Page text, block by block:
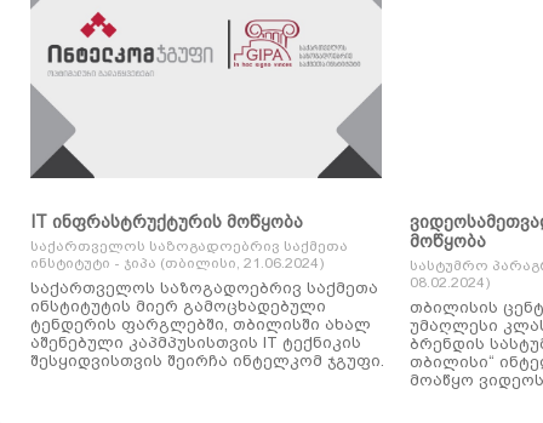
IT ინფრასტრუქტურის მოწყობა
საქართველოს საზოგადოებრივ საქმეთა
ინსტიტუტი - ჯიპა (თბილისი, 21.06.2024)
საქართველოს საზოგადოებრივ საქმეთა
ინსტიტუტის მიერ გამოცხადებული
ტენდერის ფარგლებში, თბილისში ახალ
აშენებული კაპმპუსისთვის IT ტექნიკის
შესყიდვისთვის შეირჩა ინტელკომ ჯგუფი.
მოწყობა
სასტუმრო
08.02.2024)
თბილისის
უმაღლესი
ბრენდის
თბილისი“
მოაწყო